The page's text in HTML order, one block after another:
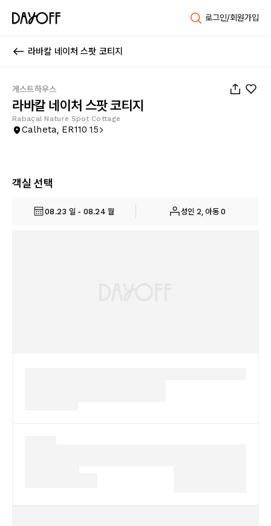
로그인/회원가입
라바칼 네이처 스팟 코티지
게스트하우스
라바칼 네이처 스팟 코티지
Rabaçal Nature Spot Cottage
Calheta, ER110 15
객실 선택
08.23 일 - 08.24 월 성인 2, 아동 0